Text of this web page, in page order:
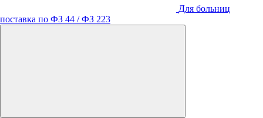
Для больниц
поставка по ФЗ 44 / ФЗ 223